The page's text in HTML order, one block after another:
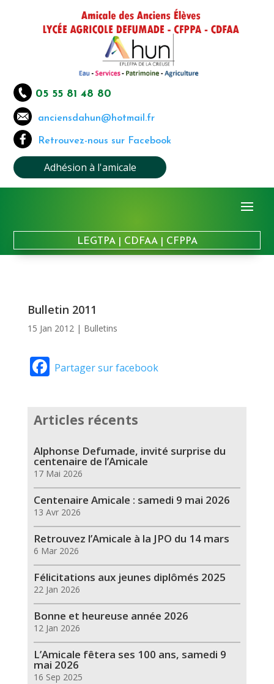
05 55 81 48 80
anciensdahun@hotmail.fr
Retrouvez-nous sur Facebook
Adhésion à l'amicale
LEGTPA| CDFAA| CFPPA
Bulletin 2011
15 Jan 2012| Bulletins
Facebook
Partager sur facebook
Articles récents
Alphonse Defumade, invité surprise du
centenaire de l’Amicale
17 Mai 2026
Centenaire Amicale : samedi 9 mai 2026
13 Avr 2026
Retrouvez l’Amicale à la JPO du 14 mars
6 Mar 2026
Félicitations aux jeunes diplômés 2025
22 Jan 2026
Bonne et heureuse année 2026
12 Jan 2026
L’Amicale fêtera ses 100 ans, samedi 9
mai 2026
16 Sep 2025